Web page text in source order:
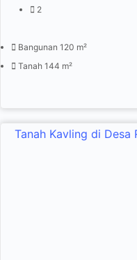
2
Bangunan 120 m²
Tanah 144 m²
Tanah Kavling di Desa